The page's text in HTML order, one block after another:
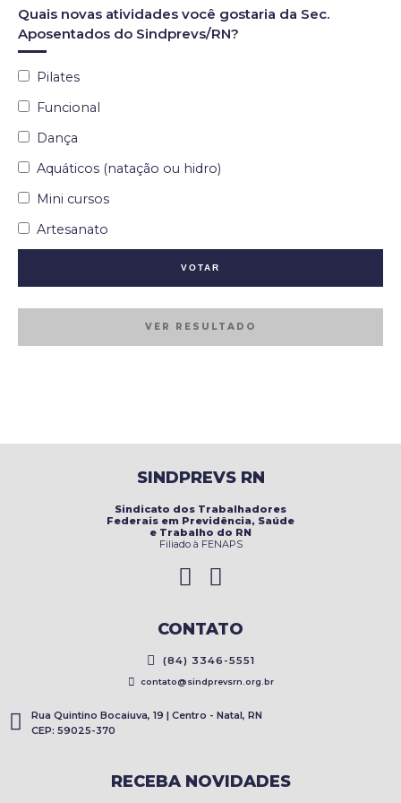
Quais novas atividades você gostaria da Sec.
Aposentados do Sindprevs/RN?
Pilates
Funcional
Dança
Aquáticos (natação ou hidro)
Mini cursos
Artesanato
VER RESULTADO
SINDPREVS RN
Sindicato dos Trabalhadores
Federais em Previdência, Saúde
e Trabalho do RN
Filiado à FENAPS
CONTATO
(84) 3346-5551
contato@sindprevsrn.org.br
Rua Quintino Bocaiuva, 19 | Centro - Natal, RN
CEP: 59025-370
RECEBA NOVIDADES